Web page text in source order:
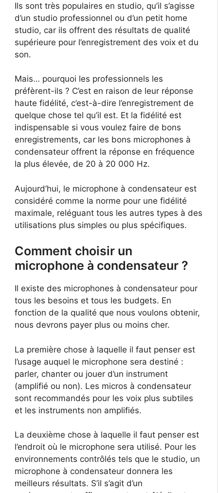
Ils sont très populaires en studio, qu’il s’agisse
d’un studio professionnel ou d’un petit home
studio, car ils offrent des résultats de qualité
supérieure pour l’enregistrement des voix et du
son.
Mais… pourquoi les professionnels les
préfèrent-ils ? C’est en raison de leur réponse
haute fidélité, c’est-à-dire l’enregistrement de
quelque chose tel qu’il est. Et la fidélité est
indispensable si vous voulez faire de bons
enregistrements, car les bons microphones à
condensateur offrent la réponse en fréquence
la plus élevée, de 20 à 20 000 Hz.
Aujourd’hui, le microphone à condensateur est
considéré comme la norme pour une fidélité
maximale, reléguant tous les autres types à des
utilisations plus simples ou plus spécifiques.
Comment choisir un
microphone à condensateur ?
Il existe des microphones à condensateur pour
tous les besoins et tous les budgets. En
fonction de la qualité que nous voulons obtenir,
nous devrons payer plus ou moins cher.
La première chose à laquelle il faut penser est
l’usage auquel le microphone sera destiné :
parler, chanter ou jouer d’un instrument
(amplifié ou non). Les micros à condensateur
sont recommandés pour les voix plus subtiles
et les instruments non amplifiés.
La deuxième chose à laquelle il faut penser est
l’endroit où le microphone sera utilisé. Pour les
environnements contrôlés tels que le studio, un
microphone à condensateur donnera les
meilleurs résultats. S’il s’agit d’un